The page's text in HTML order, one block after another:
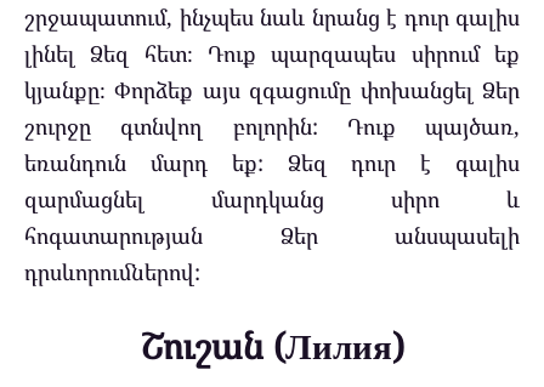
շրջապատում, ինչպես նաև նրանց է դուր գալիս
լինել Ձեզ հետ։ Դուք պարզապես սիրում եք
կյանքը։ Փորձեք այս զգացումը փոխանցել Ձեր
շուրջը գտնվող բոլորին: Դուք պայծառ,
եռանդուն մարդ եք: Ձեզ դուր է գալիս
զարմացնել մարդկանց սիրո և
հոգատարության Ձեր անսպասելի
դրսևորումներով:
Շուշան (Лилия)